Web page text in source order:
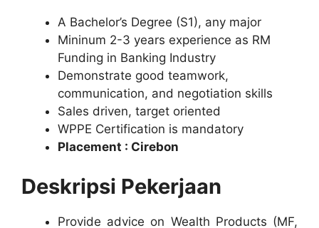
A Bachelor’s Degree (S1), any major
Mininum 2-3 years experience as RM
Funding in Banking Industry
Demonstrate good teamwork,
communication, and negotiation skills
Sales driven, target oriented
WPPE Certification is mandatory
Placement : Cirebon
Deskripsi Pekerjaan
Provide advice on Wealth Products (MF,